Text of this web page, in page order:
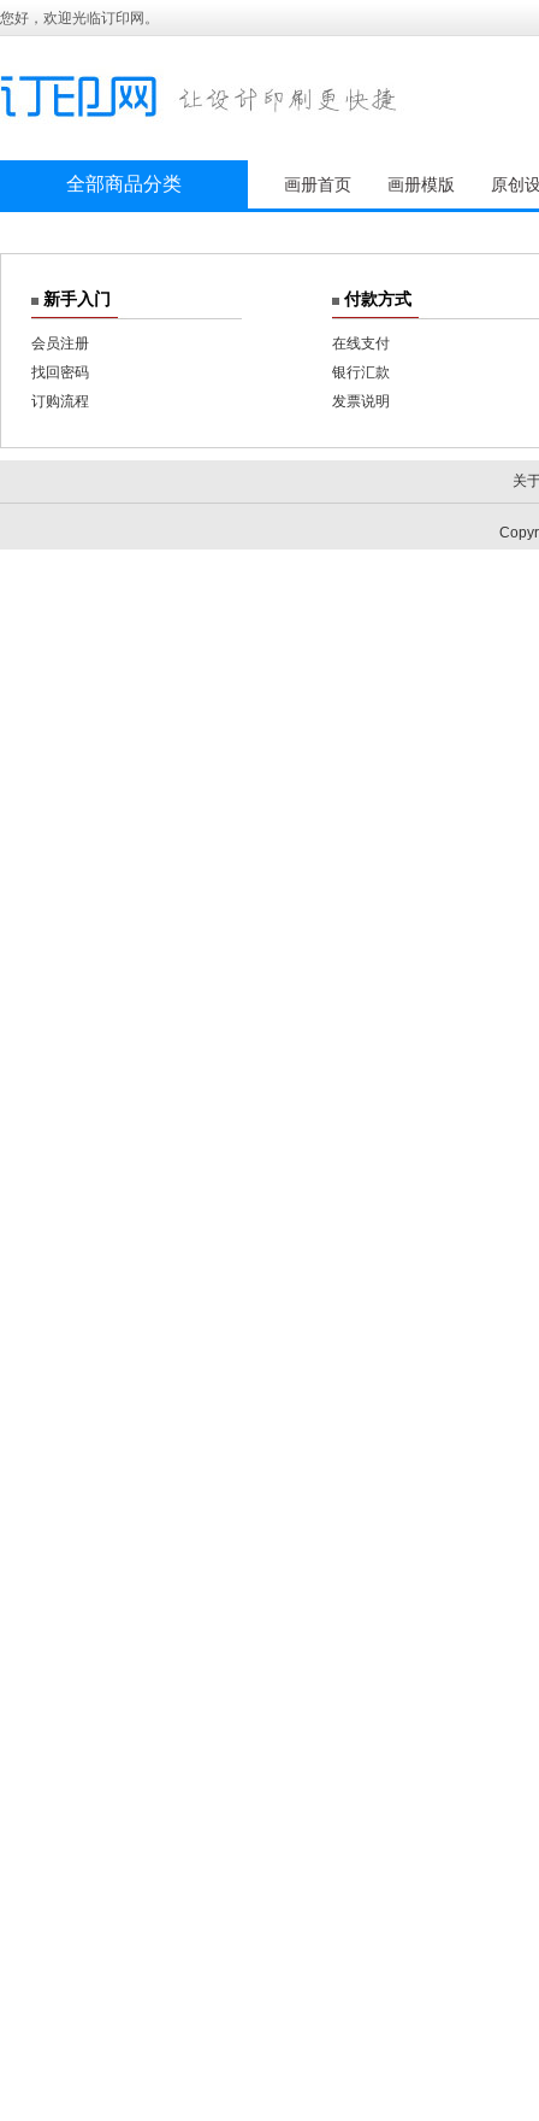
您好，欢迎光临订印网。
全部商品分类 画册首页 画册模版 原创
新手入门
会员注册
找回密码
订购流程
付款方式
在线支付
银行汇款
发票说明
关